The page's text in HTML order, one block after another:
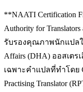
**NAATI Certification
Authority for
รับรองคุณภาพนักแปลใน
Affairs (DHA) ออสเตร
เฉพาะคำแปลที่ทำโดย
Practising Translator